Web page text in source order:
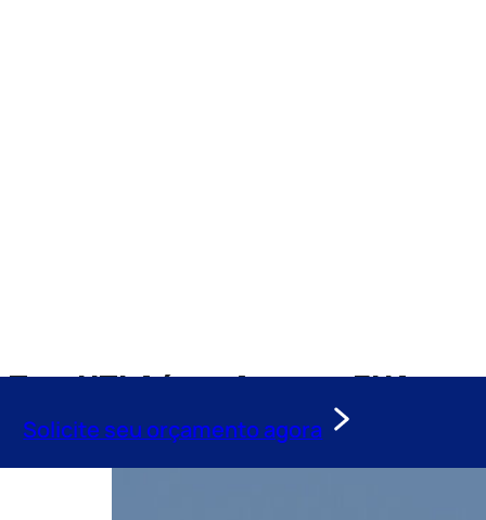
Solicite seu orçamento agora